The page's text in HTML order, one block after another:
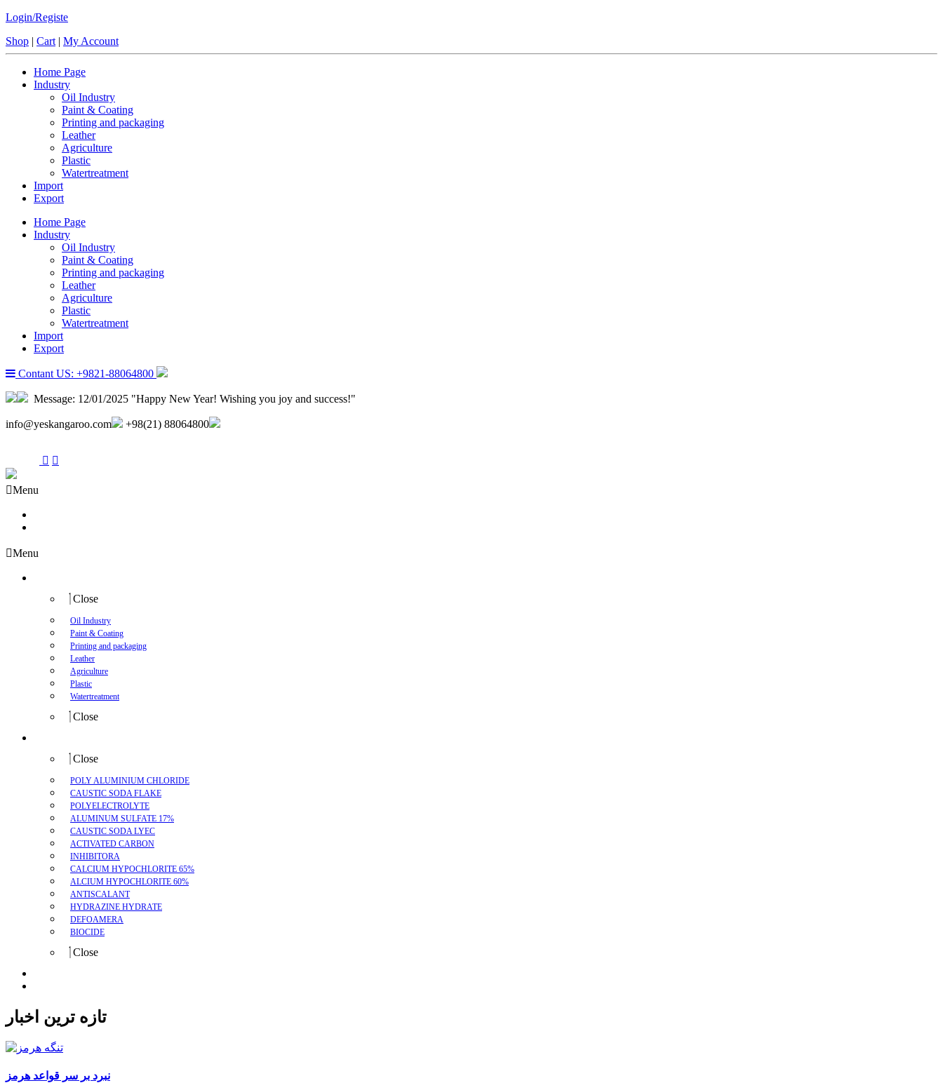
Login/Registe
Shop | Cart | My Account
Home Page
Industry
Oil Industry
Paint & Coating
Printing and packaging
Leather
Agriculture
Plastic
Watertreatment
Import
Export
Home Page
Industry
Oil Industry
Paint & Coating
Printing and packaging
Leather
Agriculture
Plastic
Watertreatment
Import
Export
Contant US: +9821-88064800
Message: 12/01/2025 "Happy New Year! Wishing you joy and success!"
info@yeskangaroo.com +98(21) 88064800
Menu
Menu
Close
Oil Industry
Paint & Coating
Printing and packaging
Leather
Agriculture
Plastic
Watertreatment
Close
Close
POLY ALUMINIUM CHLORIDE
CAUSTIC SODA FLAKE
POLYELECTROLYTE
ALUMINUM SULFATE 17%
CAUSTIC SODA LYEC
ACTIVATED CARBON
INHIBITORA
CALCIUM HYPOCHLORITE 65%
ALCIUM HYPOCHLORITE 60%
ANTISCALANT
HYDRAZINE HYDRATE
DEFOAMERA
BIOCIDE
Close
تازه ترین اخبار
نبرد بر سر قواعد هرمز